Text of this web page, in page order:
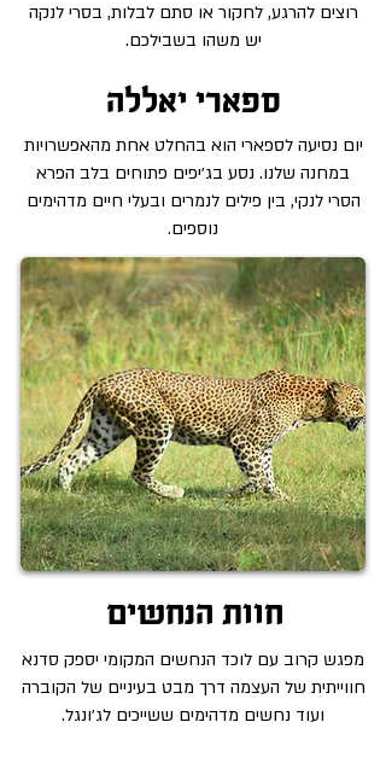
רוצים להרגע, לחקור או סתם לבלות, בסרי לנקה
יש משהו בשבילכם.
ספארי יאללה
יום נסיעה לספארי הוא בהחלט אחת מהאפשרויות
במחנה שלנו. נסע בג׳יפים פתוחים בלב הפרא
הסרי לנקי, בין פילים לנמרים ובעלי חיים מדהימים
נוספים.
חוות הנחשים
מפגש קרוב עם לוכד הנחשים המקומי יספק סדנא
חווייתית של העצמה דרך מבט בעיניים של הקוברה
ועוד נחשים מדהימים ששייכים לג׳ונגל.